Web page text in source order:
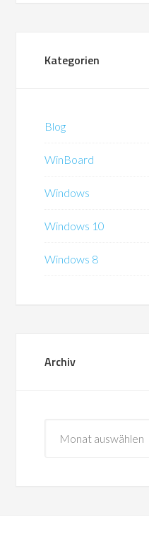
Kategorien
Blog
WinBoard
Windows
Windows 10
Windows 8
Archiv